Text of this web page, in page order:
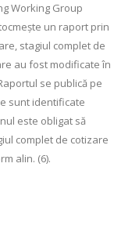
Working Group
un raport prin
stagiul complet de
au fost modificate în
se publică pe
sunt identificate
este obligat să
complet de cotizare
alin. (6).